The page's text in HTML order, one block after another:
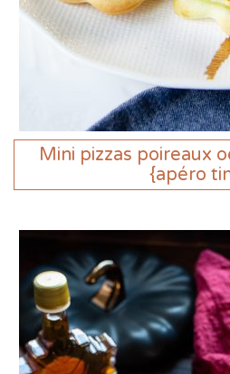
Mini pizzas poireaux
{apéro